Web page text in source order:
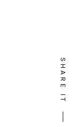
SHARE IT